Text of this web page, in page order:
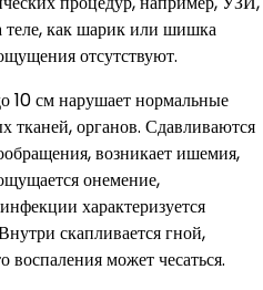
теле, как шарик или шишка
отсутствуют.
10 см нарушает нормальные
тканей, органов. Сдавливаются
возникает ишемия,
онемение,
характеризуется
скапливается гной,
может чесаться.